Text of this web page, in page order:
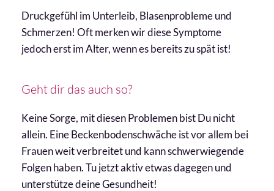
Druckgefühl im Unterleib, Blasenprobleme und
Schmerzen! Oft merken wir diese Symptome
jedoch erst im Alter, wenn es bereits zu spät ist!
Geht dir das auch so?
Keine Sorge, mit diesen Problemen bist Du nicht
allein. Eine Beckenbodenschwäche ist vor allem bei
Frauen weit verbreitet und kann schwerwiegende
Folgen haben. Tu jetzt aktiv etwas dagegen und
unterstütze deine Gesundheit!